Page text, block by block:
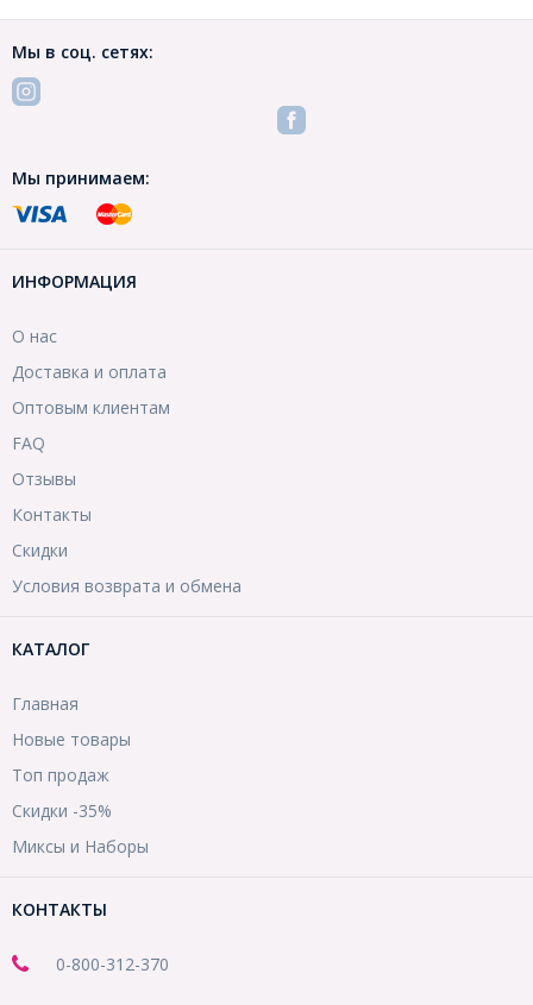
Мы в соц. сетях:
Мы принимаем:
ИНФОРМАЦИЯ
О нас
Доставка и оплата
Оптовым клиентам
FAQ
Отзывы
Контакты
Скидки
Условия возврата и обмена
КАТАЛОГ
Главная
Новые товары
Топ продаж
Скидки -35%
Миксы и Наборы
КОНТАКТЫ
0-800-312-370